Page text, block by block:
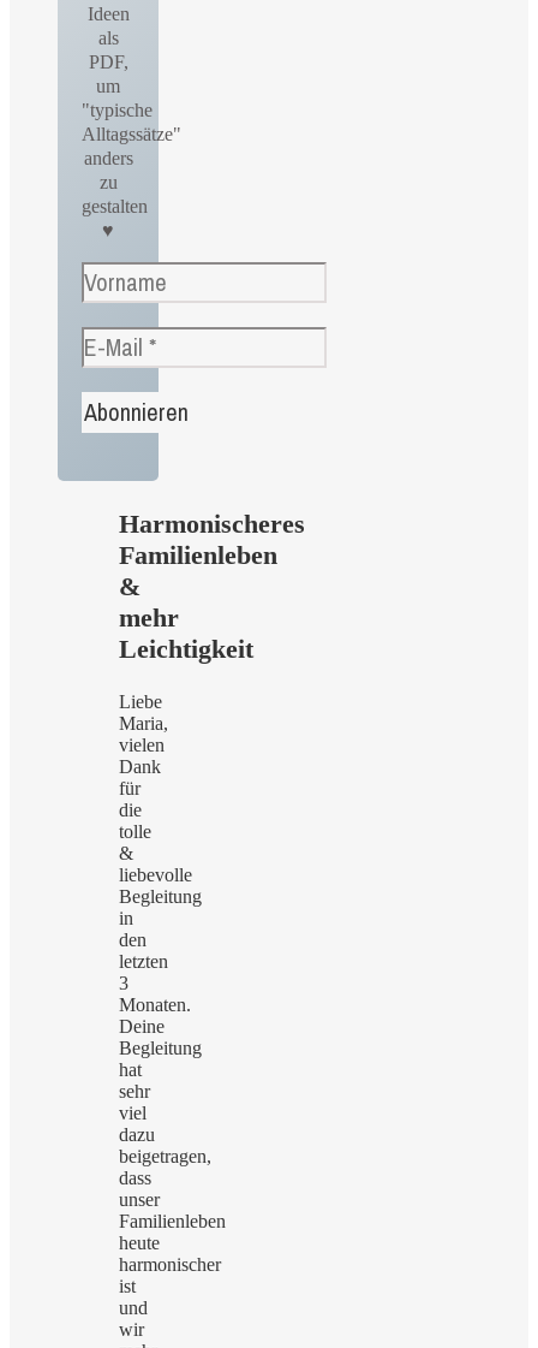
Ideen
als
PDF,
um
"typische
Alltagssätze"
anders
zu
gestalten
♥
Harmonischeres
Familienleben
&
mehr
Leichtigkeit
Liebe
Maria,
vielen
Dank
für
die
tolle
&
liebevolle
Begleitung
in
den
letzten
3
Monaten.
Deine
Begleitung
hat
sehr
viel
dazu
beigetragen,
dass
unser
Familienleben
heute
harmonischer
ist
und
wir